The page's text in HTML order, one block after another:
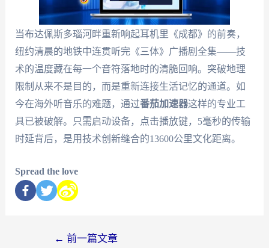
当布达佩斯多瑙河畔重新响起耳机里《成都》的前奏，
纽约清晨的地铁中连贯听完《三体》广播剧全集——技
术的温度藏在每一个音符落地时的清脆回响。突破地理
限制从来不是目的，而是重新连接生活记忆的通道。如
今在海外听音乐的难题，通过番茄加速器这样的专业工
具已被破解。只需启动设备，点击播放键，5毫秒的传输
时延背后，是用技术创新缝合的13600公里文化距离。
Spread the love
← 前一篇文章